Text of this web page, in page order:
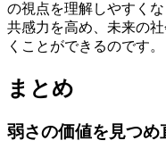
の視点を理解しやすく
共感力を高め、未来の
くことができるのです。
まとめ
弱さの価値を見つ